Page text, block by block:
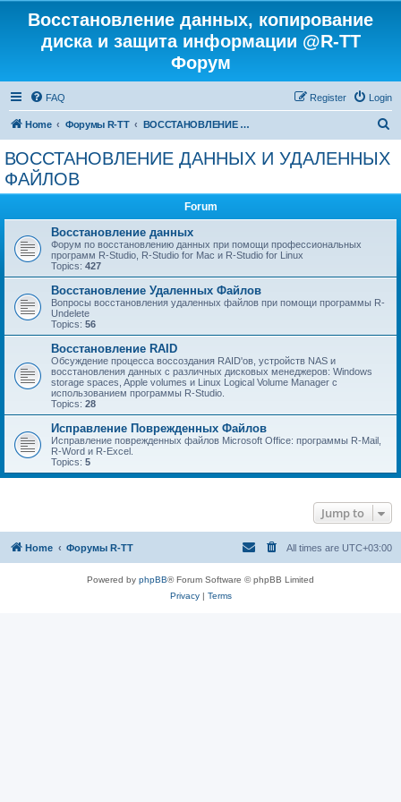
Восстановление данных, копирование
диска и защита информации @R-TT
Форум
FAQ Login
Register
Home Форумы R-TT ВОССТАНОВЛЕНИЕ ДАННЫХ И УДАЛЕННЫХ ФАЙЛОВ
ВОССТАНОВЛЕНИЕ ДАННЫХ И УДАЛЕННЫХ
ФАЙЛОВ
Forum
Восстановление данных
Форум по восстановлению данных при помощи профессиональных
программ R-Studio, R-Studio for Mac и R-Studio for Linux
Topics: 427
Восстановление Удаленных Файлов
Вопросы восстановления удаленных файлов при помощи программы R-
Undelete
Topics: 56
Восстановление RAID
Обсуждение процесса воссоздания RAID'ов, устройств NAS и
восстановления данных с различных дисковых менеджеров: Windows
storage spaces, Apple volumes и Linux Logical Volume Manager с
использованием программы R-Studio.
Topics: 28
Исправление Поврежденных Файлов
Исправление поврежденных файлов Microsoft Office: программы R-Mail,
R-Word и R-Excel.
Topics: 5
Jump to
Home Форумы R-TT All times are UTC+03:00
Powered by phpBB® Forum Software © phpBB Limited
Privacy| Terms